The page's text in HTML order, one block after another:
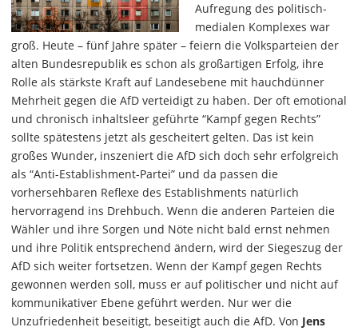
Aufregung des politisch-
medialen Komplexes war
groß. Heute – fünf Jahre später – feiern die Volksparteien der
alten Bundesrepublik es schon als großartigen Erfolg, ihre
Rolle als stärkste Kraft auf Landesebene mit hauchdünner
Mehrheit gegen die AfD verteidigt zu haben. Der oft emotional
und chronisch inhaltsleer geführte “Kampf gegen Rechts”
sollte spätestens jetzt als gescheitert gelten. Das ist kein
großes Wunder, inszeniert die AfD sich doch sehr erfolgreich
als “Anti-Establishment-Partei” und da passen die
vorhersehbaren Reflexe des Establishments natürlich
hervorragend ins Drehbuch. Wenn die anderen Parteien die
Wähler und ihre Sorgen und Nöte nicht bald ernst nehmen
und ihre Politik entsprechend ändern, wird der Siegeszug der
AfD sich weiter fortsetzen. Wenn der Kampf gegen Rechts
gewonnen werden soll, muss er auf politischer und nicht auf
kommunikativer Ebene geführt werden. Nur wer die
Unzufriedenheit beseitigt, beseitigt auch die AfD. Von Jens